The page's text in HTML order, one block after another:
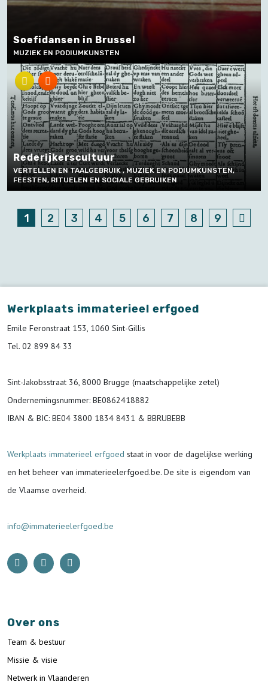
Rederijkerscultuur
VERTELLEN EN TAALGEBRUIK , MUZIEK EN PODIUMKUNSTEN,
FEESTEN, RITUELEN EN SOCIALE GEBRUIKEN
Soefidansen in Brussel
MUZIEK EN PODIUMKUNSTEN
1 2 3 4 5 6 7 8 9
Werkplaats immaterieel erfgoed
Emile Feronstraat 153, 1060 Sint-Gillis
Tel. 02 899 84 33
Sint-Jakobsstraat 36, 8000 Brugge (maatschappelijke zetel)
Ondernemingsnummer: BE0862418882
IBAN & BIC: BE04 3800 1834 8431 & BBRUBEBB
Werkplaats immaterieel erfgoed staat in voor de dagelijkse werking
en het beheer van immaterieelerfgoed.be. De site is eigendom van
de Vlaamse overheid.
info@immaterieelerfgoed.be
Over ons
Team & bestuur
Missie & visie
Netwerk in Vlaanderen